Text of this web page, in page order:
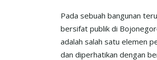
Pada sebuah bangunan
bersifat publik di
adalah salah satu elemen
dan diperhatikan dengan